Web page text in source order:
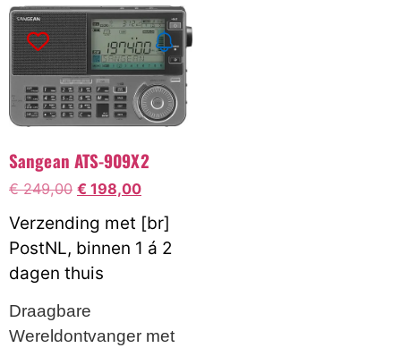
Sangean ATS-909X2
€249,00 € 198,00
Verzending met [br]
PostNL, binnen 1 á 2
dagen thuis
Draagbare
Wereldontvanger met